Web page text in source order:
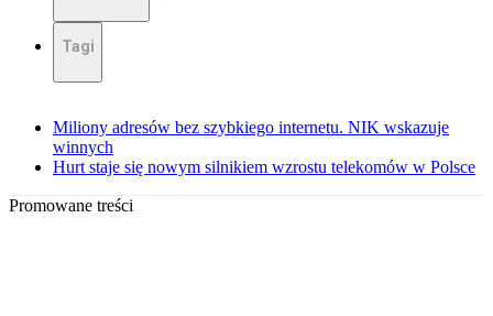
Tagi
Miliony adresów bez szybkiego internetu. NIK wskazuje
winnych
Hurt staje się nowym silnikiem wzrostu telekomów w Polsce
Promowane treści